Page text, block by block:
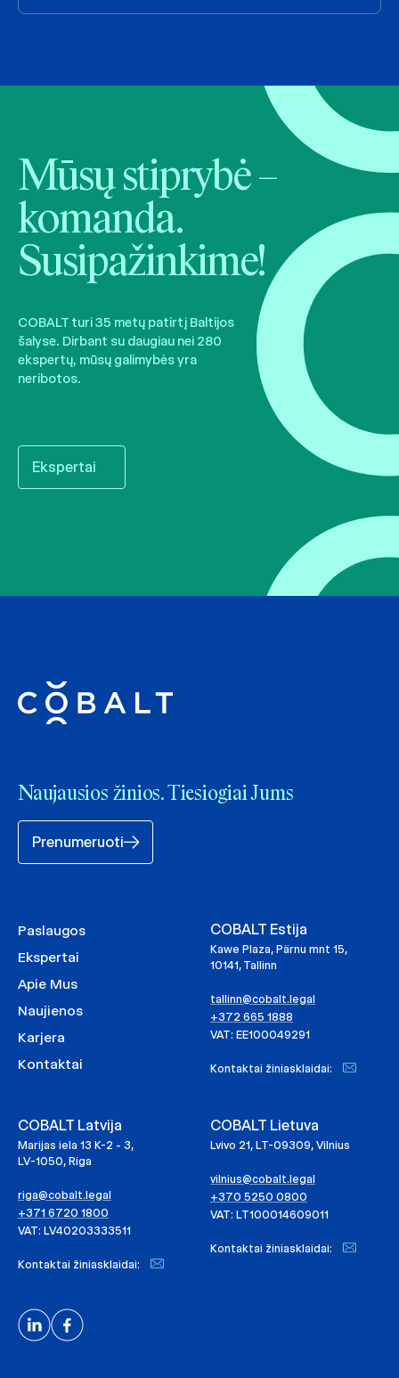
Mūsų stiprybė –
komanda.
Susipažinkime!
COBALT turi 35 metų patirtį Baltijos
šalyse. Dirbant su daugiau nei 280
ekspertų, mūsų galimybės yra
neribotos.
Ekspertai
Naujausios žinios. Tiesiogiai Jums
Prenumeruoti
Paslaugos
Ekspertai
Apie Mus
Naujienos
Karjera
Kontaktai
COBALT Estija
Kawe Plaza, Pärnu mnt 15,
10141, Tallinn
tallinn@cobalt.legal
+372 665 1888
VAT: EE100049291
Kontaktai žiniasklaidai:
COBALT Latvija
Marijas iela 13 K-2 - 3,
LV-1050, Riga
riga@cobalt.legal
+371 6720 1800
VAT: LV40203333511
Kontaktai žiniasklaidai:
COBALT Lietuva
Lvivo 21, LT-09309, Vilnius
vilnius@cobalt.legal
+370 5250 0800
VAT: LT100014609011
Kontaktai žiniasklaidai: